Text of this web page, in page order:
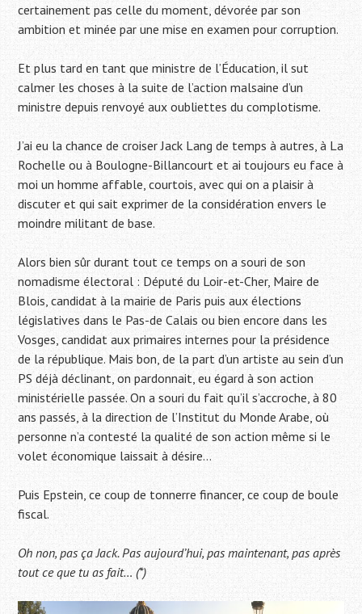
certainement pas celle du moment, dévorée par son
ambition et minée par une mise en examen pour corruption.
Et plus tard en tant que ministre de l’Éducation, il sut
calmer les choses à la suite de l’action malsaine d’un
ministre depuis renvoyé aux oubliettes du complotisme.
J’ai eu la chance de croiser Jack Lang de temps à autres, à La
Rochelle ou à Boulogne-Billancourt et ai toujours eu face à
moi un homme affable, courtois, avec qui on a plaisir à
discuter et qui sait exprimer de la considération envers le
moindre militant de base.
Alors bien sûr durant tout ce temps on a souri de son
nomadisme électoral : Député du Loir-et-Cher, Maire de
Blois, candidat à la mairie de Paris puis aux élections
législatives dans le Pas-de Calais ou bien encore dans les
Vosges, candidat aux primaires internes pour la présidence
de la république. Mais bon, de la part d’un artiste au sein d’un
PS déjà déclinant, on pardonnait, eu égard à son action
ministérielle passée. On a souri du fait qu’il s’accroche, à 80
ans passés, à la direction de l’Institut du Monde Arabe, où
personne n’a contesté la qualité de son action même si le
volet économique laissait à désire…
Puis Epstein, ce coup de tonnerre financer, ce coup de boule
fiscal.
Oh non, pas ça Jack. Pas aujourd’hui, pas maintenant, pas après
tout ce que tu as fait… (*)